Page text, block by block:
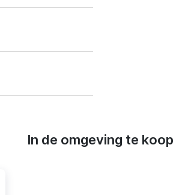
In de omgeving te koop